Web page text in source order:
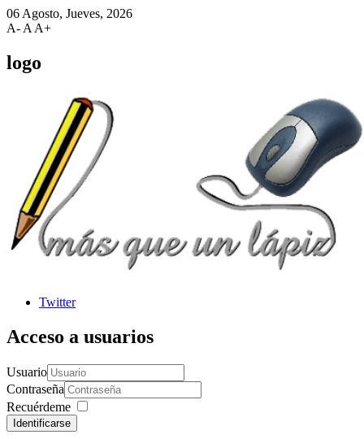
06 Agosto, Jueves, 2026
A- A A+
logo
Twitter
Acceso a usuarios
Usuario
Contraseña
Recuérdeme
Identificarse